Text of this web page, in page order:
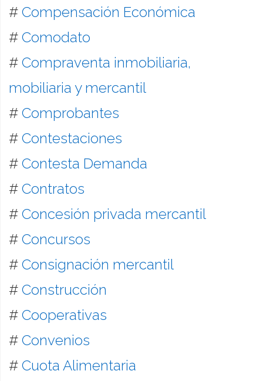
# Compensación Económica
# Comodato
# Compraventa inmobiliaria,
mobiliaria y mercantil
# Comprobantes
# Contestaciones
# Contesta Demanda
# Contratos
# Concesión privada mercantil
# Concursos
# Consignación mercantil
# Construcción
# Cooperativas
# Convenios
# Cuota Alimentaria